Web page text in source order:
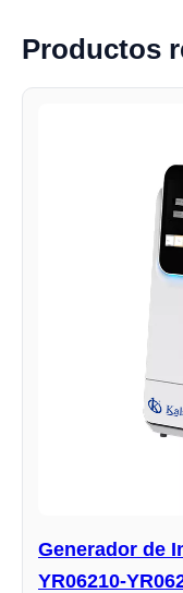
Productos
Generador de
YR06210-